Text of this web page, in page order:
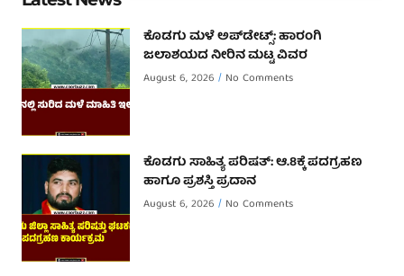
ಕೊಡಗು ಮಳೆ ಅಪ್‌ಡೇಟ್ಸ್: ಹಾರಂಗಿ
ಜಲಾಶಯದ ನೀರಿನ ಮಟ್ಟ ವಿವರ
August 6, 2026 No Comments
ಕೊಡಗು ಸಾಹಿತ್ಯ ಪರಿಷತ್: ಆ.8ಕ್ಕೆ ಪದಗ್ರಹಣ
ಹಾಗೂ ಪ್ರಶಸ್ತಿ ಪ್ರದಾನ
August 6, 2026 No Comments